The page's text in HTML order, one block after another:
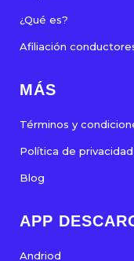
¿Qué es?
Afiliación
MÁS
Términos y
Política de privacidad
Blog
APP
Andriod